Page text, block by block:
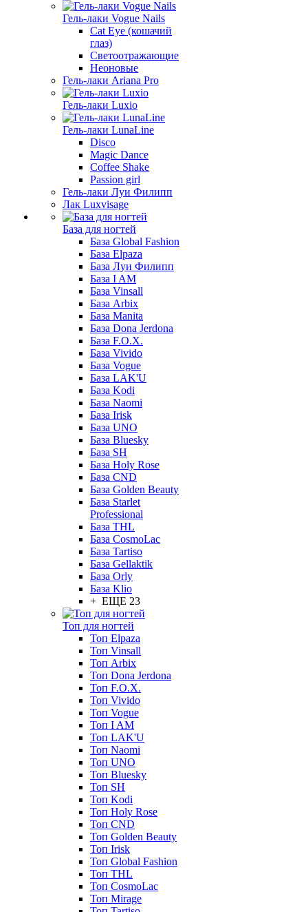
Гель-лаки Vogue Nails
Cat Eye (кошачий
глаз)
Светоотражающие
Неоновые
Гель-лаки Ariana Pro
Гель-лаки Luxio
Гель-лаки LunaLine
Disco
Magic Dance
Coffee Shake
Passion girl
Гель-лаки Луи Филипп
Лак Luxvisage
База для ногтей
База Global Fashion
База Elpaza
База Луи Филипп
База I AM
База Vinsall
База Arbix
База Manita
База Dona Jerdona
База F.O.X.
База Vivido
База Vogue
База LAK'U
База Kodi
База Naomi
База Irisk
База UNO
База Bluesky
База SH
База Holy Rose
База CND
База Golden Beauty
База Starlet
Professional
База THL
База CosmoLac
База Tartiso
База Gellaktik
База Orly
База Klio
+ ЕЩЕ 23
Топ для ногтей
Топ Elpaza
Топ Vinsall
Топ Arbix
Топ Dona Jerdona
Топ F.O.X.
Топ Vivido
Топ Vogue
Топ I AM
Топ LAK'U
Топ Naomi
Топ UNO
Топ Bluesky
Топ SH
Топ Kodi
Топ Holy Rose
Топ CND
Топ Golden Beauty
Топ Irisk
Топ Global Fashion
Топ THL
Топ CosmoLac
Топ Mirage